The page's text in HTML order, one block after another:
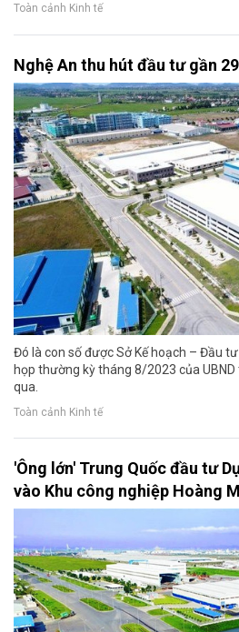
Toàn cảnh Kinh tế
Nghệ An thu hút đầu tư gần
Đó là con số được Sở Kế hoạch – Đầu
họp thường kỳ tháng 8/2023 của
qua.
Toàn cảnh Kinh tế
'Ông lớn' Trung Quốc đầu tư
vào Khu công nghiệp Hoàng